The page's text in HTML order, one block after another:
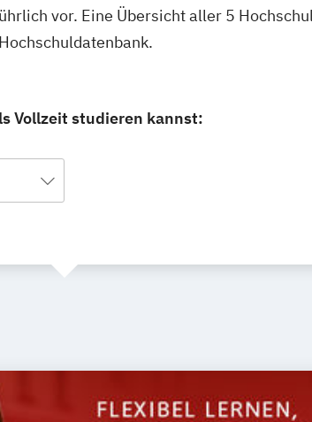
vor. Eine Übersicht aller 5
Vollzeit studieren kannst: